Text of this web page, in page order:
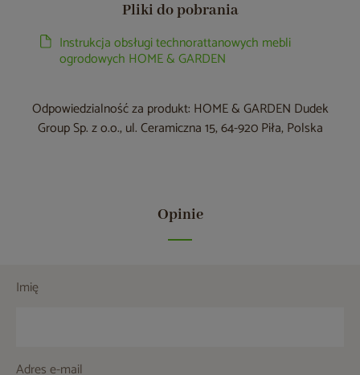
Pliki do pobrania
Instrukcja obsługi technorattanowych mebli
ogrodowych HOME & GARDEN
Odpowiedzialność za produkt: HOME & GARDEN Dudek
Group Sp. z o.o., ul. Ceramiczna 15, 64-920 Piła, Polska
Opinie
Imię
Adres e-mail